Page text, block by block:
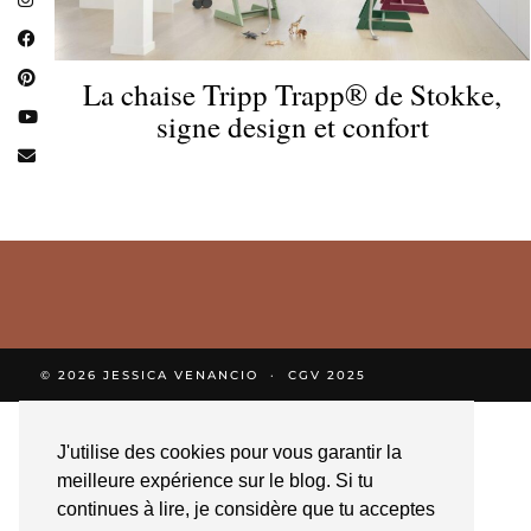
J'utilise des cookies pour vous garantir la
meilleure expérience sur le blog. Si tu
continues à lire, je considère que tu acceptes
La chaise Tripp Trapp® de Stokke,
signe design et confort
© 2026 JESSICA VENANCIO CGV 2025